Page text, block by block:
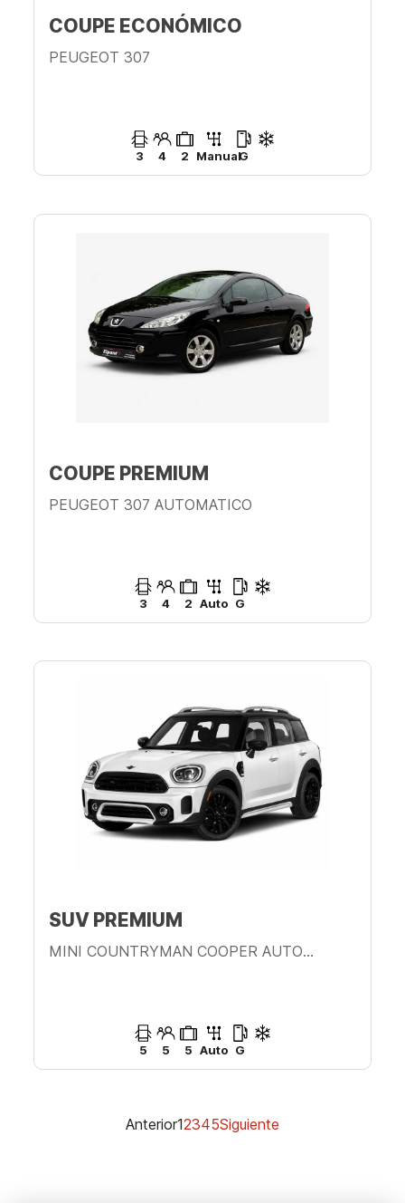
COUPE ECONÓMICO
PEUGEOT 307
3 4 2 ManualG
COUPE PREMIUM
PEUGEOT 307 AUTOMATICO
3 4 2 Auto G
SUV PREMIUM
MINI COUNTRYMAN COOPER AUTOMÁTICO
5 5 5 Auto G
Anterior12345Siguiente